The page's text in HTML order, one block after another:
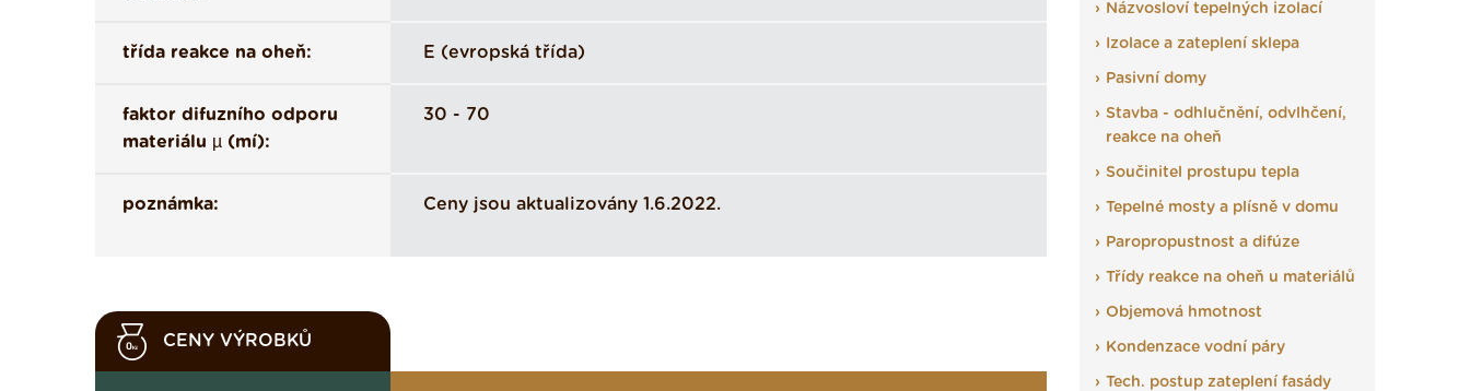
třída reakce na oheň: E (evropská třída)
faktor difuzního odporu
materiálu µ (mí):
30 - 70
poznámka: Ceny jsou aktualizovány 1.6.2022.
CENY VÝROBKŮ
Názvosloví tepelných izolací
Izolace a zateplení sklepa
Pasivní domy
Stavba - odhlučnění, odvlhčení,
reakce na oheň
Součinitel prostupu tepla
Tepelné mosty a plísně v domu
Paropropustnost a difúze
Třídy reakce na oheň u materiálů
Objemová hmotnost
Kondenzace vodní páry
Tech. postup zateplení fasády